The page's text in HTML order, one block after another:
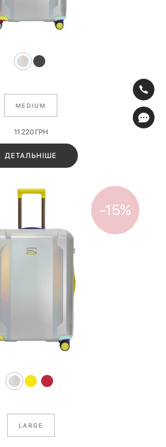
MEDIUM
11 220 ГРН
ДЕТАЛЬНІШЕ
-15%
LARGE